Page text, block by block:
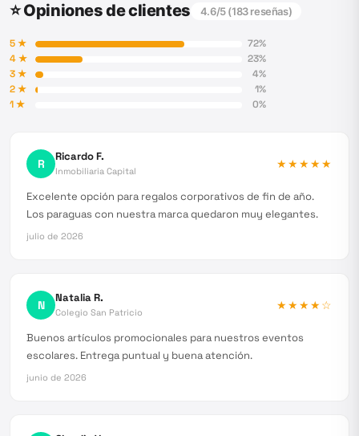
⭐ Opiniones de clientes 4.6/5 (183reseñas)
5★ 72%
4★ 23%
3★ 4%
2★ 1%
1★ 0%
R Ricardo F.
Inmobiliaria Capital
★★★★★
Excelente opción para regalos corporativos de fin de año.
Los paraguas con nuestra marca quedaron muy elegantes.
julio de 2026
N Natalia R.
Colegio San Patricio
★★★★☆
Buenos artículos promocionales para nuestros eventos
escolares. Entrega puntual y buena atención.
junio de 2026